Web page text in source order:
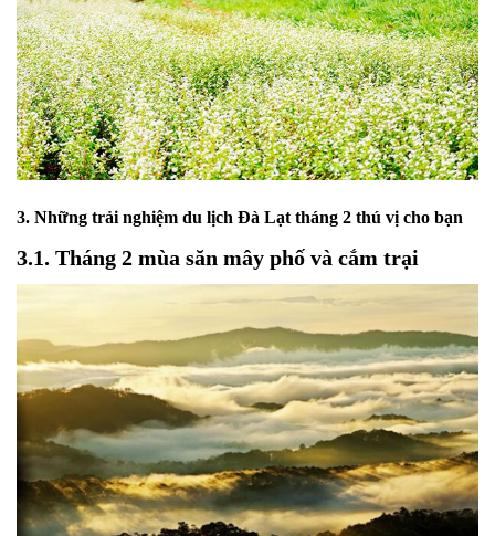
3. Những trải nghiệm du lịch Đà Lạt tháng 2 thú vị cho bạn
3.1. Tháng 2 mùa săn mây phố và cắm trại